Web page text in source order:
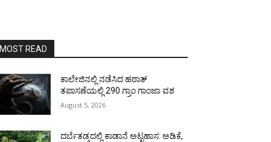
MOST READ
ಕಾಲೇಜಿನಲ್ಲಿ ನಡೆಸಿದ ಹಠಾತ್
ತಪಾಸಣೆಯಲ್ಲಿ 290 ಗ್ರಾಂ ಗಾಂಜಾ ವಶ
August 5, 2026
ದರ್ಬೆತಡ್ಕದಲ್ಲಿ ಕಾಡಾನೆ ಅಟ್ಟಹಾಸ: ಅಡಿಕೆ,